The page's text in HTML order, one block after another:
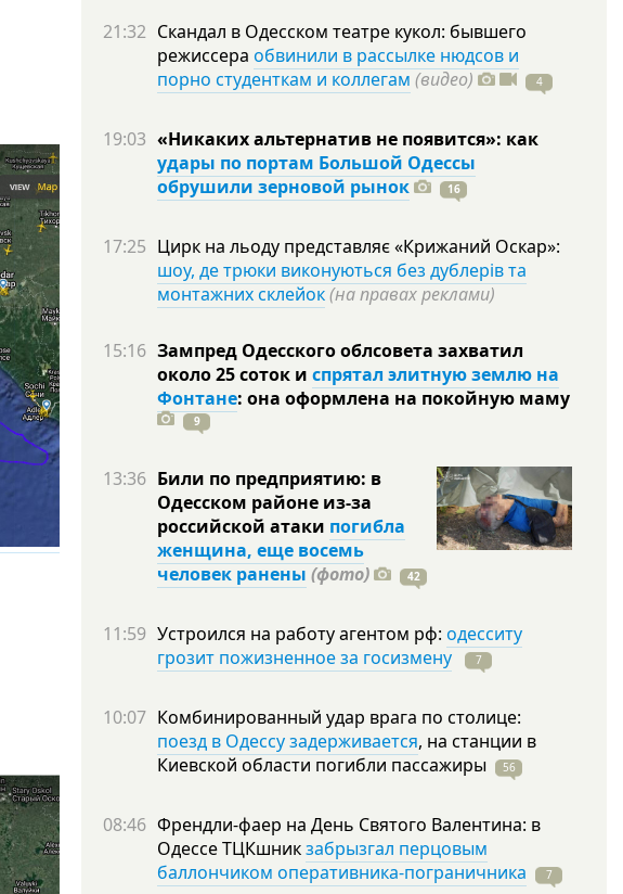
21:32 Скандал в Одесском театре кукол: бывшего
режиссера обвинили в рассылке нюдсов и
порно студенткам и коллегам (видео) 4
19:03 «Никаких альтернатив не появится»: как
удары по портам Большой Одессы
обрушили зерновой рынок
16
17:25 Цирк на льоду представляє «Крижаний Оскар»:
шоу, де трюки виконуються без дублерів та
монтажних склейок(на правах реклами)
15:16 Зампред Одесского облсовета захватил
около 25 соток и спрятал элитную землю на
Фонтане: она оформлена на покойную маму
9
13:36 Били по предприятию: в
Одесском районе из-за
российской атаки погибла
женщина, еще восемь
человек ранены (фото) 42
11:59 Устроился на работу агентом рф: одесситу
грозит пожизненное за госизмену
7
10:07 Комбинированный удар врага по столице:
поезд в Одессу задерживается, на станции в
Киевской области погибли пассажиры 56
08:46 Френдли-фаер на День Святого Валентина: в
Одессе ТЦКшникзабрызгал перцовым
баллончиком оперативника-пограничника
7